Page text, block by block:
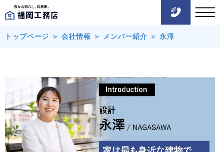
トップページ ＞ 会社情報 ＞ メンバー紹介 ＞ 永澤